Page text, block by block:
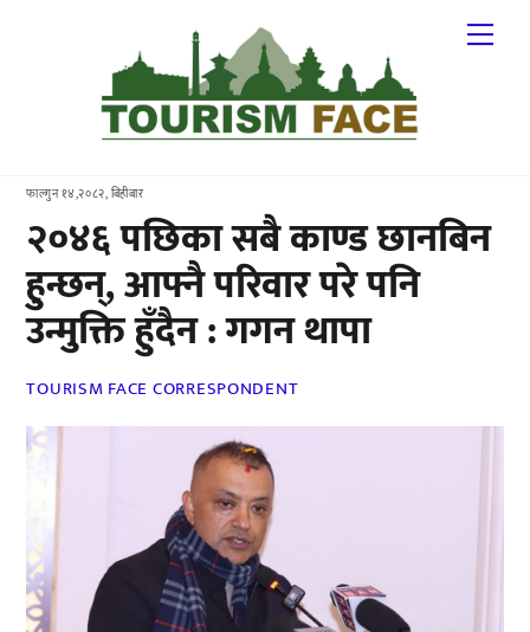
फाल्गुन १४,२०८२, बिहीबार
२०४६ पछिका सबै काण्ड छानबिन
हुन्छन्, आफ्नै परिवार परे पनि
उन्मुक्ति हुँदैन : गगन थापा
TOURISM FACE CORRESPONDENT